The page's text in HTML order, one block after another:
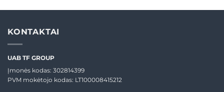
KONTAKTAI
UAB TF GROUP
Įmonės kodas: 302814399
PVM mokėtojo kodas: LT100008415212